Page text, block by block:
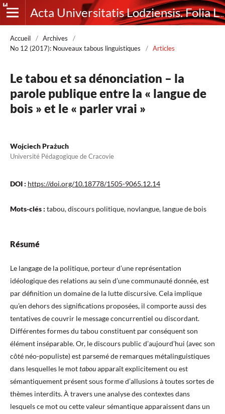
Acta Universitatis Lodziensis. Folia Litteraria Romanica
Accueil / Archives
/
No 12 (2017): Nouveaux tabous linguistiques
/ Articles
Le tabou et sa dénonciation – la
parole publique entre la « langue de
bois » et le « parler vrai »
Wojciech Prażuch
Université Pédagogique de Cracovie
DOI : https://doi.org/10.18778/1505-9065.12.14
Mots-clés : tabou, discours politique, novlangue, langue de bois
Résumé
Le langage de la politique, porteur d’une représentation
idéologique des relations au sein d’une communauté donnée, est
par définition un domaine de la lutte discursive. Cela implique
qu’en dehors des significations proposées, il comporte aussi des
tentatives de couvrir le message concurrentiel ou discordant.
Différentes formes du tabou constituent par conséquent son
élément inséparable. Or, le discours public d’aujourd’hui (avec son
côté néo-populiste) est parsemé de remarques métalinguistiques
dans lesquelles le mottabouapparaît explicitement ou est
sémantiquement présent sous forme d’allusions à toutes sortes de
thèmes interdits. À travers une analyse des contextes dans
lesquels ce mot ou cette valeur sémantique apparaissent dans un